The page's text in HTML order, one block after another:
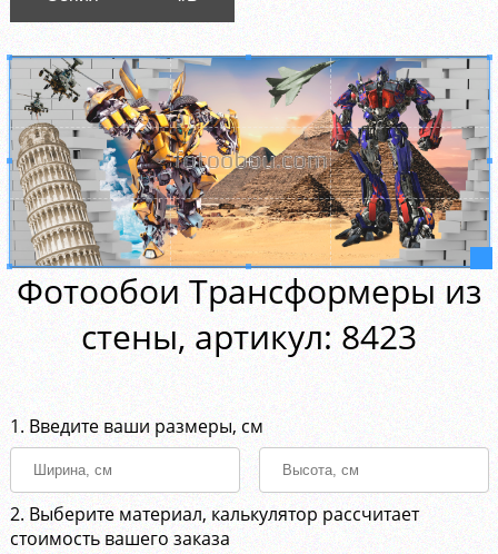
Фотообои Трансформеры из
стены, aртикул: 8423
1. Введите ваши размеры, см
2. Выберите материал, калькулятор рассчитает
стоимость вашего заказа